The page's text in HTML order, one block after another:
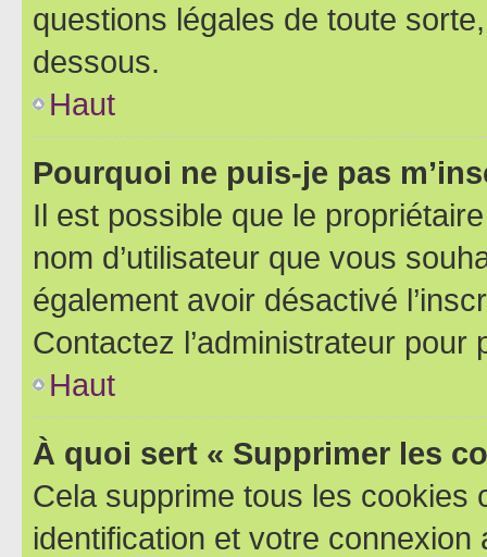
questions légales de toute
dessous.
Haut
Pourquoi ne puis-je pas
Il est possible que le
nom d’utilisateur que vous
également avoir désactivé
Contactez l’administrateur
Haut
À quoi sert « Supprimer les
Cela supprime tous les cookies
identification et votre